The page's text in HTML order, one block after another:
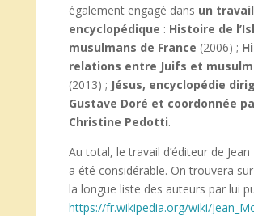
également engagé dans un travail
encyclopédique : Histoire de
musulmans de France (2006) ;
relations entre Juifs et
(2013) ; Jésus, encyclopédie
Gustave Doré et coordonnée
Christine Pedotti.
Au total, le travail d’éditeur de
a été considérable. On trouvera
la longue liste des auteurs par lui
https://fr.wikipedia.org/wiki/